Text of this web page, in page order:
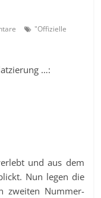
"Offizielle
…:
und aus dem
Nun legen die
zweiten Nummer-